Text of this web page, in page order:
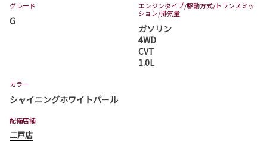
グレード
G
エンジンタイプ/駆動方式/トランスミッ
ション/排気量
ガソリン
4WD
CVT
1.0L
カラー
シャイニングホワイトパール
配備店舗
二戸店